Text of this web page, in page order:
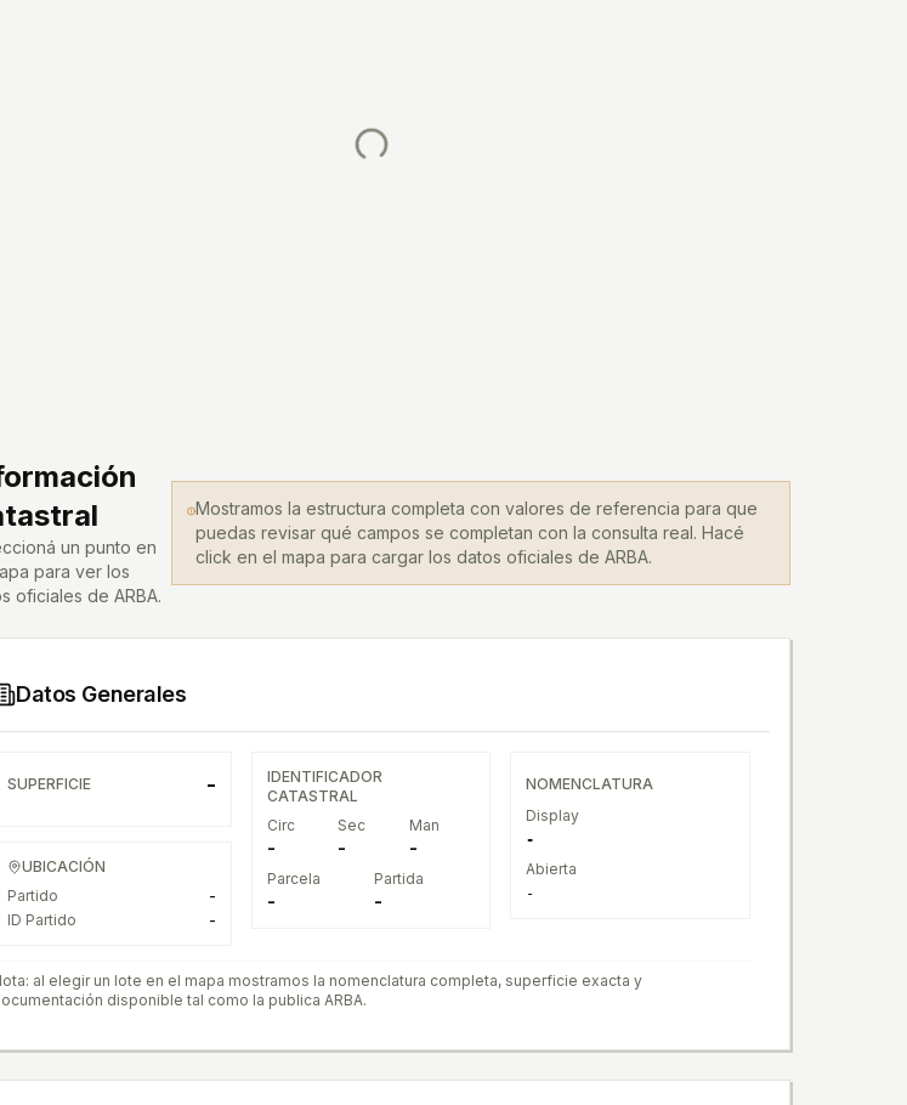
un punto en
para ver los
oficiales de ARBA.
Mostramos la estructura completa con valores de referencia para que
puedas revisar qué campos se completan con la consulta real. Hacé
click en el mapa para cargar los datos oficiales de ARBA.
Datos Generales
SUPERFICIE -
UBICACIÓN
Partido
-
ID Partido
-
IDENTIFICADOR
CATASTRAL
Circ
-
Sec
-
Man
-
Parcela
-
Partida
-
NOMENCLATURA
Display
-
Abierta
-
al elegir un lote en el mapa mostramos la nomenclatura completa, superficie exacta y
disponible tal como la publica ARBA.